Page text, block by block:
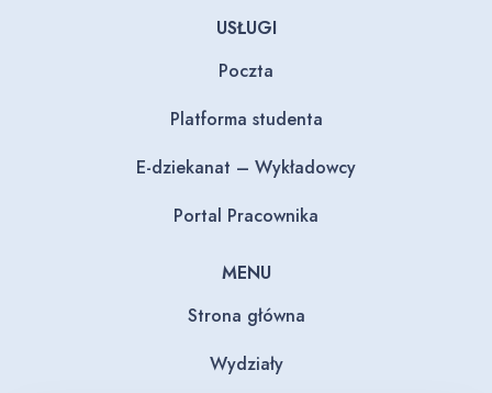
USŁUGI
Poczta
Platforma studenta
E-dziekanat – Wykładowcy
Portal Pracownika
MENU
Strona główna
Wydziały